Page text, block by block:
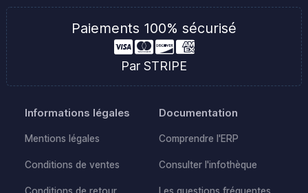
Paiements 100% sécurisé
Par STRIPE
Informations légales
Mentions légales
Conditions de ventes
Documentation
Comprendre l'ERP
Consulter l'infothèque